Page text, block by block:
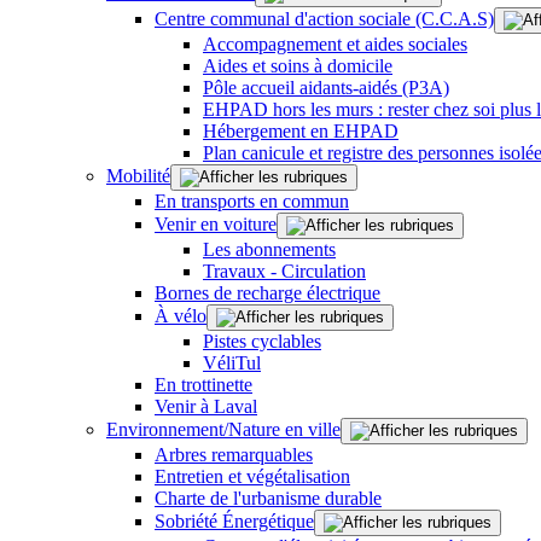
Centre communal d'action sociale (C.C.A.S)
Accompagnement et aides sociales
Aides et soins à domicile
Pôle accueil aidants-aidés (P3A)
EHPAD hors les murs : rester chez soi plus
Hébergement en EHPAD
Plan canicule et registre des personnes
Mobilité
En transports en commun
Venir en voiture
Les abonnements
Travaux - Circulation
Bornes de recharge électrique
À vélo
Pistes cyclables
VéliTul
En trottinette
Venir à Laval
Environnement/Nature en ville
Arbres remarquables
Entretien et végétalisation
Charte de l'urbanisme durable
Sobriété Énergétique